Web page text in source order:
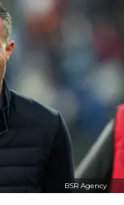
BSR Agency